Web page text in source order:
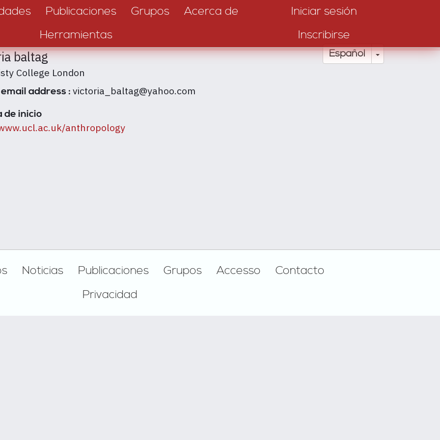
Publicaciones Grupos
Acerca de
Herramientas
Iniciar sesión
Inscribirse
Español Toggle
baltag
College London
address : victoria_baltag@yahoo.com
de inicio
anthropology
Noticias Publicaciones Grupos Accesso
Contacto
Privacidad